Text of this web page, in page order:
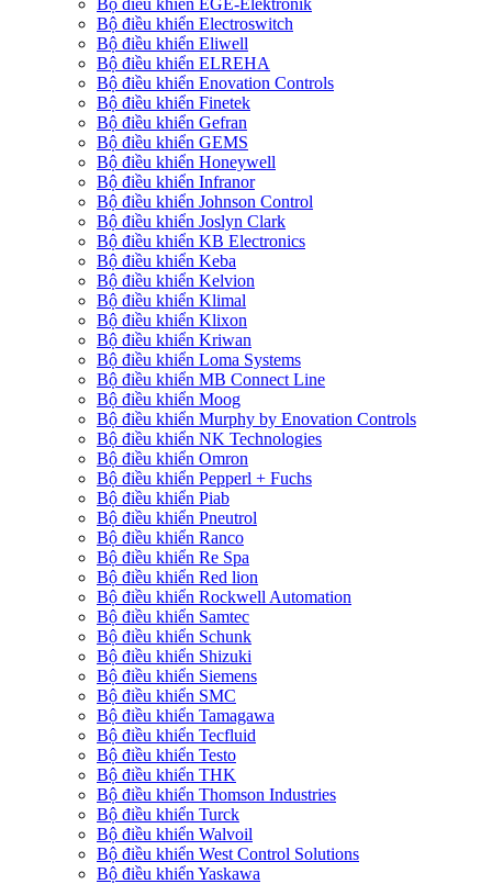
Bộ điều khiển Electroswitch
Bộ điều khiển Eliwell
Bộ điều khiển ELREHA
Bộ điều khiển Enovation Controls
Bộ điều khiển Finetek
Bộ điều khiển Gefran
Bộ điều khiển GEMS
Bộ điều khiển Honeywell
Bộ điều khiển Infranor
Bộ điều khiển Johnson Control
Bộ điều khiển Joslyn Clark
Bộ điều khiển KB Electronics
Bộ điều khiển Keba
Bộ điều khiển Kelvion
Bộ điều khiển Klimal
Bộ điều khiển Klixon
Bộ điều khiển Kriwan
Bộ điều khiển Loma Systems
Bộ điều khiển MB Connect Line
Bộ điều khiển Moog
Bộ điều khiển Murphy by Enovation Controls
Bộ điều khiển NK Technologies
Bộ điều khiển Omron
Bộ điều khiển Pepperl + Fuchs
Bộ điều khiển Piab
Bộ điều khiển Pneutrol
Bộ điều khiển Ranco
Bộ điều khiển Re Spa
Bộ điều khiển Red lion
Bộ điều khiển Rockwell Automation
Bộ điều khiển Samtec
Bộ điều khiển Schunk
Bộ điều khiển Shizuki
Bộ điều khiển Siemens
Bộ điều khiển SMC
Bộ điều khiển Tamagawa
Bộ điều khiển Tecfluid
Bộ điều khiển Testo
Bộ điều khiển THK
Bộ điều khiển Thomson Industries
Bộ điều khiển Turck
Bộ điều khiển Walvoil
Bộ điều khiển West Control Solutions
Bộ điều khiển Yaskawa